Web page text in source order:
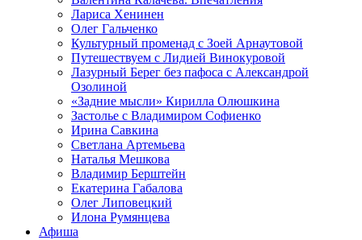
Лариса Хенинен
Олег Гальченко
Культурный променад с Зоей Арнаутовой
Путешествуем с Лидией Винокуровой
Лазурный Берег без пафоса с Александрой
Озолиной
«Задние мысли» Кирилла Олюшкина
Застолье с Владимиром Софиенко
Ирина Савкина
Светлана Артемьева
Наталья Мешкова
Владимир Берштейн
Екатерина Габалова
Олег Липовецкий
Илона Румянцева
Афиша